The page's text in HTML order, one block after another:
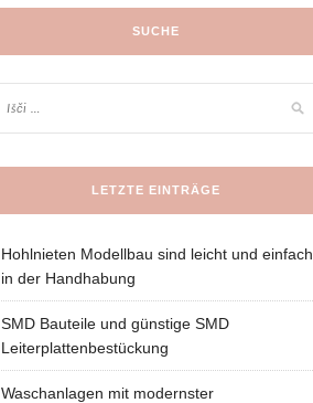
SUCHE
LETZTE EINTRÄGE
Hohlnieten Modellbau sind leicht und einfach
in der Handhabung
SMD Bauteile und günstige SMD
Leiterplattenbestückung
Waschanlagen mit modernster